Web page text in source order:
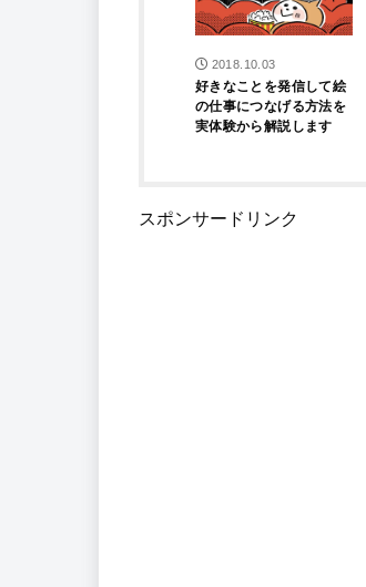
2018.10.03
好きなことを発信して絵
の仕事につなげる方法を
実体験から解説します
スポンサードリンク